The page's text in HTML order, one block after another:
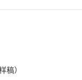
与图纸的质量、答辩
（论文）的有关栏目
答辩正确。
稿）